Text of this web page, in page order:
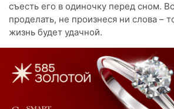
съесть его в одиночку перед сном.
проделать, не произнеся ни слова –
жизнь будет удачной.